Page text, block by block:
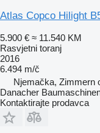
Atlas Copco Hilight
5.900 € ≈ 11.540 KM
Rasvjetni toranj
2016
6.494 m/č
Njemačka, Zimmern
Danacher
Kontaktirajte prodavca